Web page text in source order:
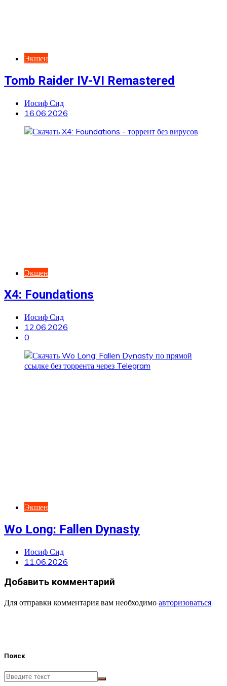
Экшен
Tomb Raider IV-VI Remastered
Иосиф Сид
16.06.2026
Экшен
X4: Foundations
Иосиф Сид
12.06.2026
0
Экшен
Wo Long: Fallen Dynasty
Иосиф Сид
11.06.2026
Добавить комментарий
Для отправки комментария вам необходимо авторизоваться
Поиск